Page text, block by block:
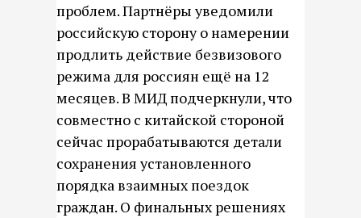
проблем. Партнёры уведомили
российскую сторону о намерении
продлить действие безвизового
режима для россиян ещё на 12
месяцев. В МИД подчеркнули, что
совместно с китайской стороной
сейчас прорабатываются детали
сохранения установленного
порядка взаимных поездок
граждан. О финальных решениях